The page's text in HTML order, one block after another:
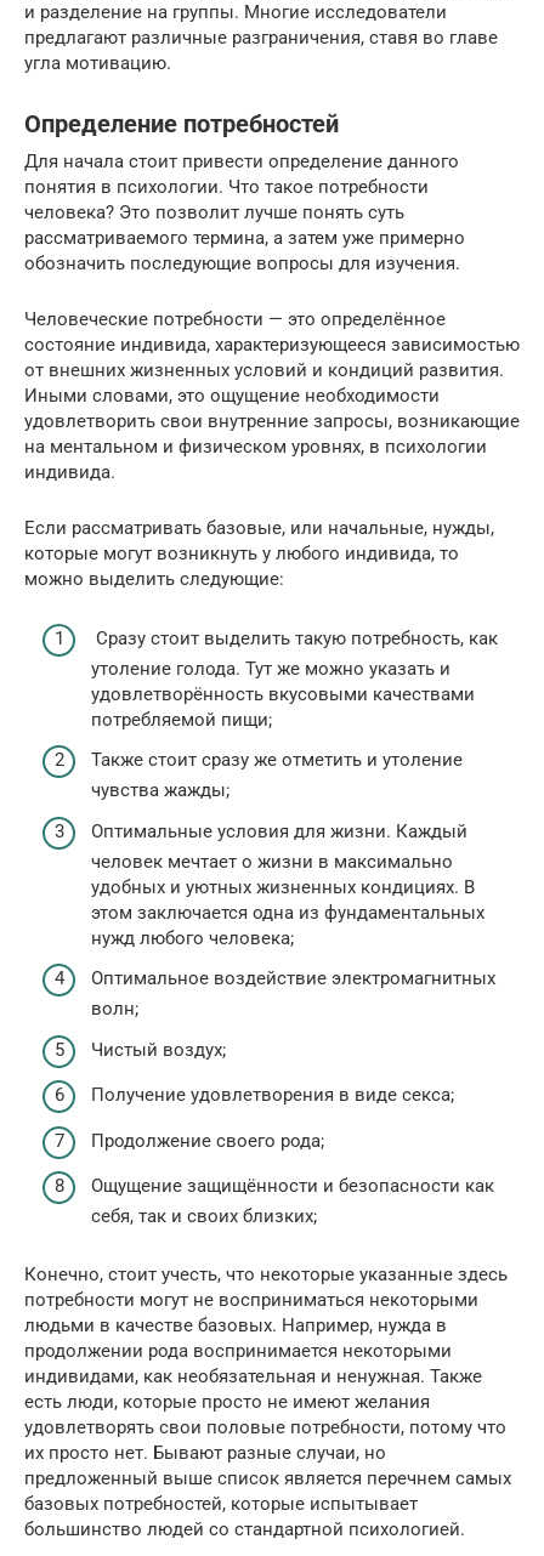
и разделение на группы. Многие исследователи
предлагают различные разграничения, ставя во главе
угла мотивацию.
Определение потребностей
Для начала стоит привести определение данного
понятия в психологии. Что такое потребности
человека? Это позволит лучше понять суть
рассматриваемого термина, а затем уже примерно
обозначить последующие вопросы для изучения.
Человеческие потребности — это определённое
состояние индивида, характеризующееся зависимостью
от внешних жизненных условий и кондиций развития.
Иными словами, это ощущение необходимости
удовлетворить свои внутренние запросы, возникающие
на ментальном и физическом уровнях, в психологии
индивида.
Если рассматривать базовые, или начальные, нужды,
которые могут возникнуть у любого индивида, то
можно выделить следующие:
Сразу стоит выделить такую потребность, как
утоление голода. Тут же можно указать и
удовлетворённость вкусовыми качествами
потребляемой пищи;
Также стоит сразу же отметить и утоление
чувства жажды;
Оптимальные условия для жизни. Каждый
человек мечтает о жизни в максимально
удобных и уютных жизненных кондициях. В
этом заключается одна из фундаментальных
нужд любого человека;
Оптимальное воздействие электромагнитных
волн;
Чистый воздух;
Получение удовлетворения в виде секса;
Продолжение своего рода;
Ощущение защищённости и безопасности как
себя, так и своих близких;
Конечно, стоит учесть, что некоторые указанные здесь
потребности могут не восприниматься некоторыми
людьми в качестве базовых. Например, нужда в
продолжении рода воспринимается некоторыми
индивидами, как необязательная и ненужная. Также
есть люди, которые просто не имеют желания
удовлетворять свои половые потребности, потому что
их просто нет. Бывают разные случаи, но
предложенный выше список является перечнем самых
базовых потребностей, которые испытывает
большинство людей со стандартной психологией.